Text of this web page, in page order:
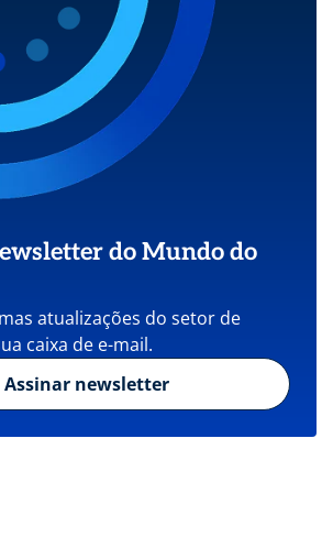
do Mundo do
atualizações do setor de
caixa de e-mail.
Assinar newsletter